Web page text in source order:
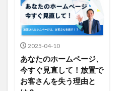
2025-04-10
あなたのホームページ、
今すぐ見直して！放置で
お客さんを失う理由と